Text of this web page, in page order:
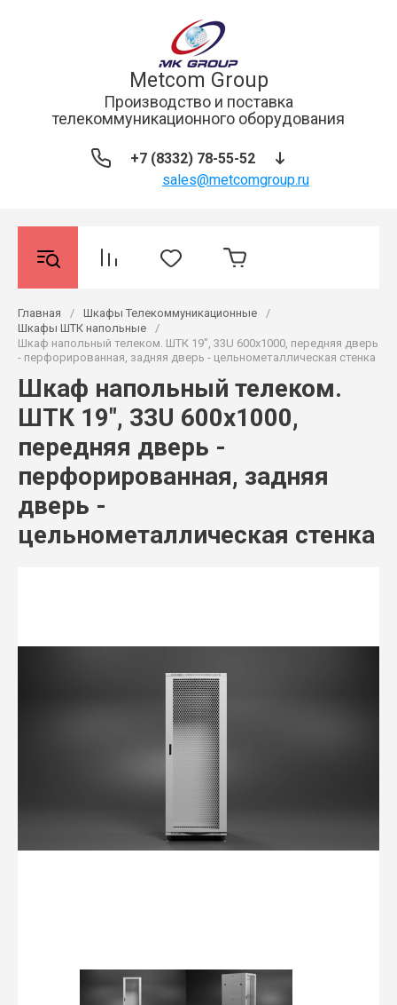
Metcom Group
Производство и поставка
телекоммуникационного оборудования
+7 (8332) 78-55-52
sales@metcomgroup.ru
Главная / Шкафы Телекоммуникационные
/
Шкафы ШТК напольные
/
Шкаф напольный телеком. ШТК 19", 33U 600x1000, передняя дверь
- перфорированная, задняя дверь - цельнометаллическая стенка
Шкаф напольный телеком.
ШТК 19", 33U 600x1000,
передняя дверь -
перфорированная, задняя
дверь -
цельнометаллическая стенка